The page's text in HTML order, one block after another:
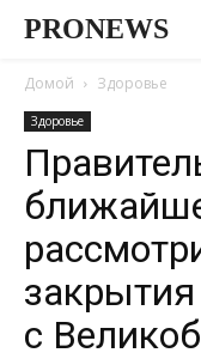
PRONEWS
Домой Здоровье
Здоровье
с